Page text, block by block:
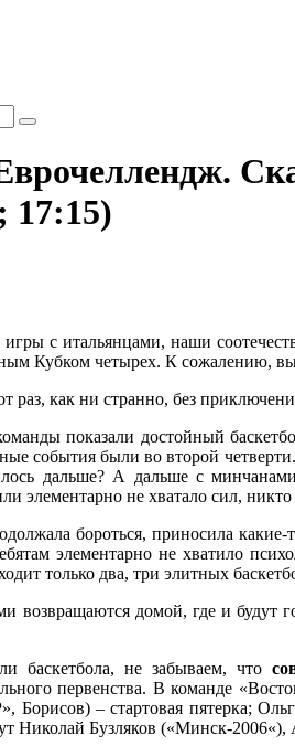
17:15)
с итальянцами, наши
Кубком четырех. К сожалению,
раз, как ни странно, без
показали достойный
события были во второй
дальше? А дальше с
элементарно не хватало сил,
бороться, приносила
элементарно не хватило
только два, три элитных
возвращаются домой, где и будут
баскетбола, не забываем, что
первенства. В команде
Борисов) – стартовая пятерка;
Николай Бузляков («Минск-